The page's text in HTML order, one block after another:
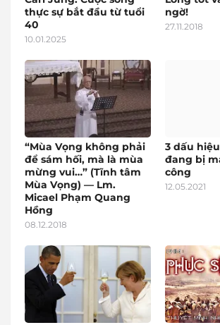
thực sự bắt đầu từ tuổi
40
10.01.2025
ngờ!
27.11.2018
“Mùa Vọng không phải
để sám hối, mà là mùa
mừng vui…” (Tĩnh tâm
Mùa Vọng) — Lm.
Micael Phạm Quang
Hồng
08.12.2018
3 dấu
đang bị
công
12.05.2021